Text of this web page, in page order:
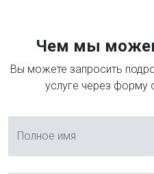
Чем мы
Вы можете запросить
услуге через форму
Полное имя